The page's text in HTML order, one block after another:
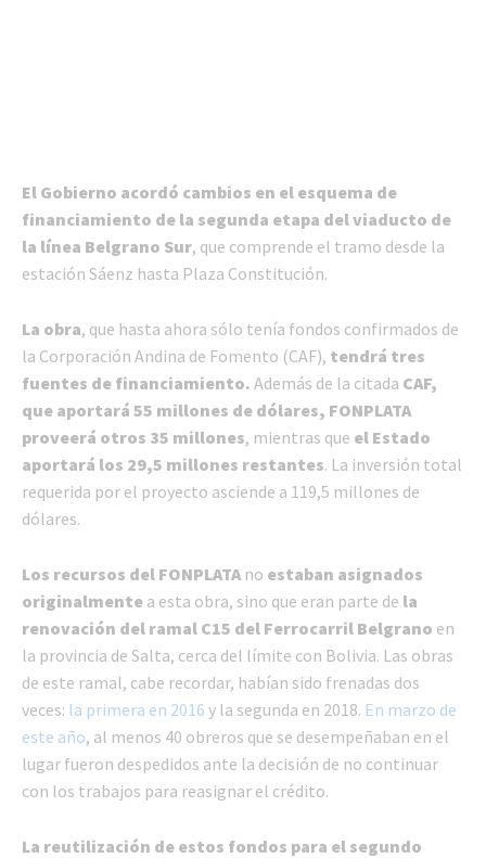
El Gobierno acordó cambios en el esquema de
financiamiento de la segunda etapa del viaducto de
la línea Belgrano Sur, que comprende el tramo desde la
estación Sáenz hasta Plaza Constitución.
La obra, que hasta ahora sólo tenía fondos confirmados de
la Corporación Andina de Fomento (CAF), tendrá tres
fuentes de financiamiento. Además de la citada CAF,
que aportará 55 millones de dólares, FONPLATA
proveerá otros 35 millones, mientras que el Estado
aportará los 29,5 millones restantes. La inversión total
requerida por el proyecto asciende a 119,5 millones de
dólares.
Los recursos del FONPLATA no estaban asignados
originalmente a esta obra, sino que eran parte de la
renovación del ramal C15 del Ferrocarril Belgrano en
la provincia de Salta, cerca del límite con Bolivia. Las obras
de este ramal, cabe recordar, habían sido frenadas dos
veces: la primera en 2016 y la segunda en 2018. En marzo de
este año, al menos 40 obreros que se desempeñaban en el
lugar fueron despedidos ante la decisión de no continuar
con los trabajos para reasignar el crédito.
La reutilización de estos fondos para el segundo